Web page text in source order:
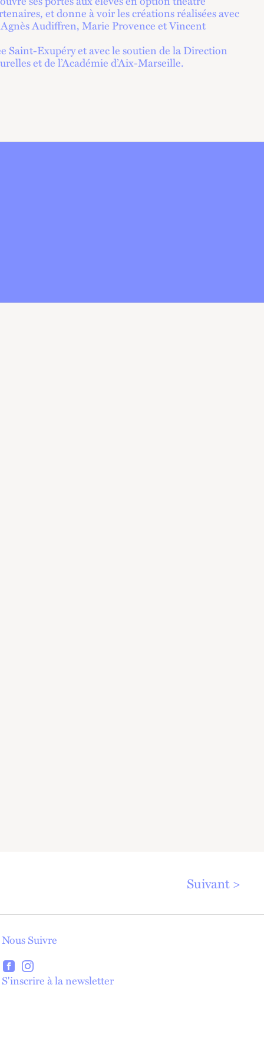
et donne à voir les créations réalisées avec
Agnès Audiffren, Marie Provence et Vincent
Saint-Exupéry et avec le soutien de la Direction
et de l’Académie d’Aix-Marseille.
Suivant
Nous Suivre
lien externe
S'inscrire à la newsletterlien externe